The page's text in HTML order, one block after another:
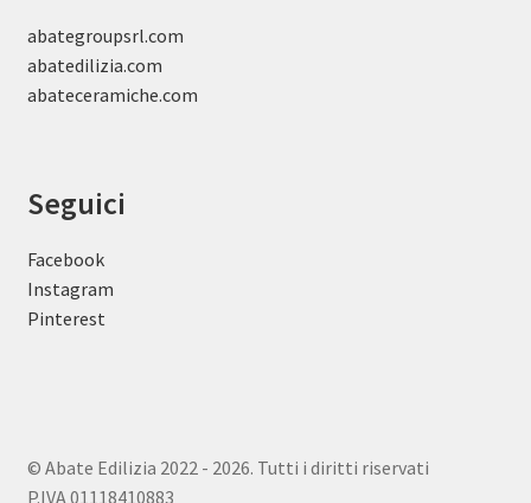
abategroupsrl.com
abatedilizia.com
abateceramiche.com
Seguici
Facebook
Instagram
Pinterest
© Abate Edilizia 2022 - 2026. Tutti i diritti riservati
P.IVA 01118410883